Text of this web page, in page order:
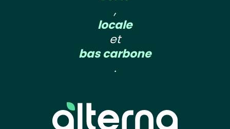
,
locale
et
bas carbone
.